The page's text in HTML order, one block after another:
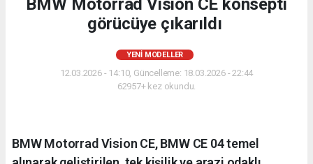
BMW Motorrad Vision CE konsepti
görücüye çıkarıldı
YENI MODELLER
12.03.2026 - 14:10, Güncelleme: 18.03.2026 - 22:44
62957+ kez okundu.
BMW Motorrad Vision CE, BMW CE 04 temel